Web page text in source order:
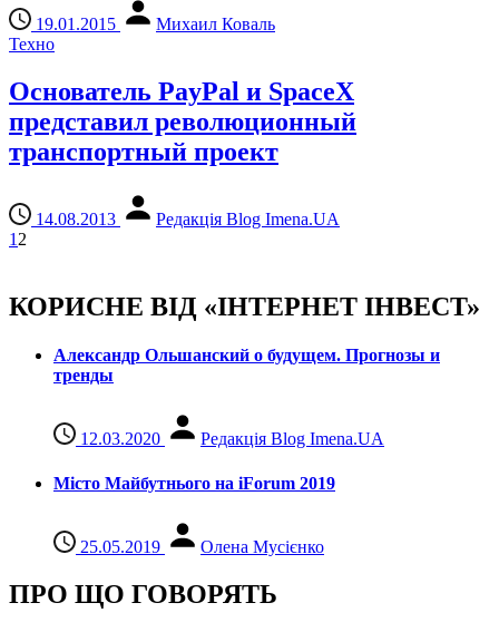
19.01.2015
Михаил Коваль
Техно
Основатель PayPal и SpaceX
представил революционный
транспортный проект
14.08.2013
Редакція Blog Imena.UA
1 2
КОРИСНЕ ВІД «ІНТЕРНЕТ ІНВЕСТ»
Александр Ольшанский о будущем. Прогнозы и
тренды
12.03.2020 Редакція Blog Imena.UA
Місто Майбутнього на iForum 2019
25.05.2019 Олена Мусієнко
ПРО ЩО ГОВОРЯТЬ